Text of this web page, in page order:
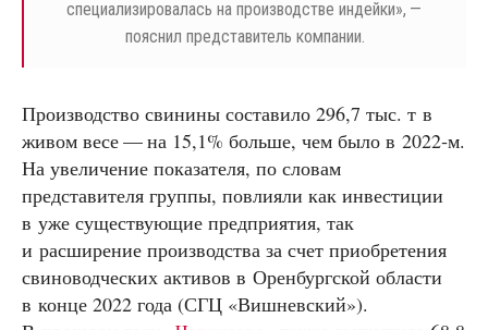
специализировалась на производстве индейки», —
пояснил представитель компании.
Производство свинины составило 296,7 тыс. т в
живом весе — на 15,1% больше, чем было в 2022‑м.
На увеличение показателя, по словам
представителя группы, повлияли как инвестиции
в уже существующие предприятия, так
и расширение производства за счет приобретения
свиноводческих активов в Оренбургской области
в конце 2022 года (СГЦ «Вишневский»).